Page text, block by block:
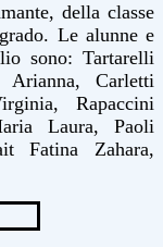
della classe
Le alunne e
sono: Tartarelli
Carletti
Rapaccini
Laura, Paoli
Fatina Zahara,